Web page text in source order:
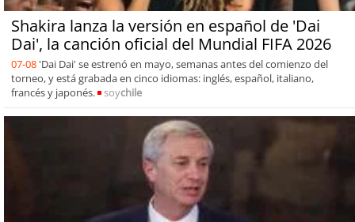
Shakira lanza la versión en español de 'Dai
Dai', la canción oficial del Mundial FIFA 2026
07-08 'Dai Dai' se estrenó en mayo, semanas antes del comienzo del
torneo, y está grabada en cinco idiomas: inglés, español, italiano,
francés y japonés.
soychile